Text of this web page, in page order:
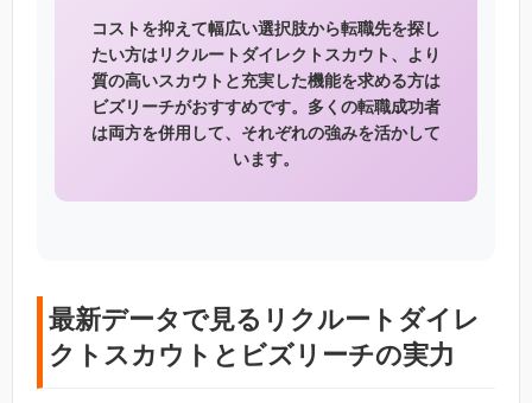
コストを抑えて幅広い選択肢から転職先を探し
たい方はリクルートダイレクトスカウト、より
質の高いスカウトと充実した機能を求める方は
ビズリーチがおすすめです。多くの転職成功者
は両方を併用して、それぞれの強みを活かして
います。
最新データで見るリクルートダイレ
クトスカウトとビズリーチの実力